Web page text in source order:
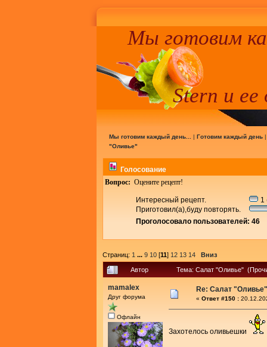
Мы готовим
Stern и ее
Мы готовим каждый день... | Готовим каждый день
"Оливье"
Голосование
Вопрос: Оцените рецепт!
Интересный рецепт.
1
Приготовил(а),буду повторять.
Проголосовало пользователей: 46
Страниц: 1 ... 9 10 [11] 12 13 14 Вниз
Автор Тема: Салат "Оливье"
mamalex
Друг форума
Офлайн
Re: Салат "Оливье"
« Ответ #150 :
Захотелось оливьешки